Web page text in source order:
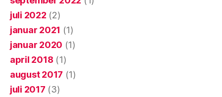
juli 2022 (2)
januar 2021 (1)
januar 2020 (1)
april 2018 (1)
august 2017 (1)
juli 2017 (3)